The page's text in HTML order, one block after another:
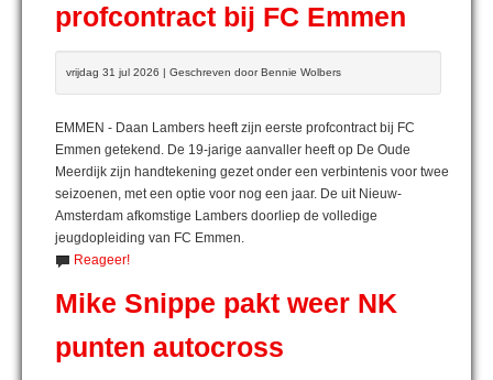
profcontract bij FC Emmen
vrijdag 31 jul 2026 | Geschreven door Bennie Wolbers
EMMEN - Daan Lambers heeft zijn eerste profcontract bij FC
Emmen getekend. De 19-jarige aanvaller heeft op De Oude
Meerdijk zijn handtekening gezet onder een verbintenis voor twee
seizoenen, met een optie voor nog een jaar. De uit Nieuw-
Amsterdam afkomstige Lambers doorliep de volledige
jeugdopleiding van FC Emmen.
Reageer!
Mike Snippe pakt weer NK
punten autocross